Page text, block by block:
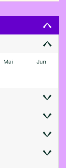
Mai Jun